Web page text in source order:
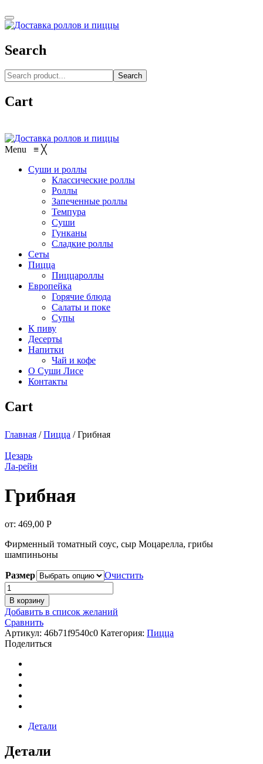
Search
Search
Cart
Menu ≡ ╳
Суши и роллы
Классические роллы
Роллы
Запеченные роллы
Темпура
Суши
Гунканы
Сладкие роллы
Сеты
Пицца
Пиццароллы
Европейка
Горячие блюда
Салаты и поке
Супы
К пиву
Десерты
Напитки
Чай и кофе
О Суши Лисе
Контакты
Cart
Главная / Пицца /Грибная
Цезарь
Ла-рейн
Грибная
от: 469,00 Р
Фирменный томатный соус, сыр Моцарелла, грибы
шампиньоны
Размер
Очистить
Количество
товара
Грибная
В корзину
Добавить в список желаний
Сравнить
Артикул: 46b71f9540c0 Категория: Пицца
Поделиться
Детали
Детали